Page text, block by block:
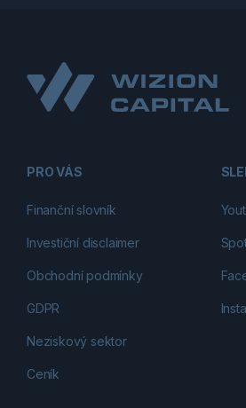
PRO VÁS
Finanční slovník
Investiční disclaimer
Obchodní podmínky
GDPR
Neziskový sektor
Ceník